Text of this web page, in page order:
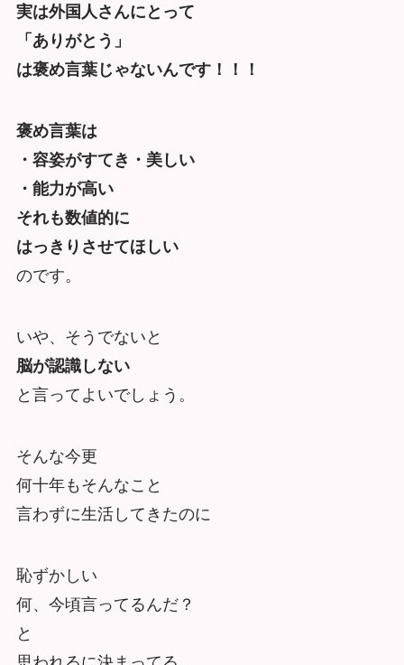
実は外国人さんにとって
「ありがとう」
は褒め言葉じゃないんです！！！
褒め言葉は
・容姿がすてき・美しい
・能力が高い
それも数値的に
はっきりさせてほしい
のです。
いや、そうでないと
脳が認識しない
と言ってよいでしょう。
そんな今更
何十年もそんなこと
言わずに生活してきたのに
恥ずかしい
何、今頃言ってるんだ？
と